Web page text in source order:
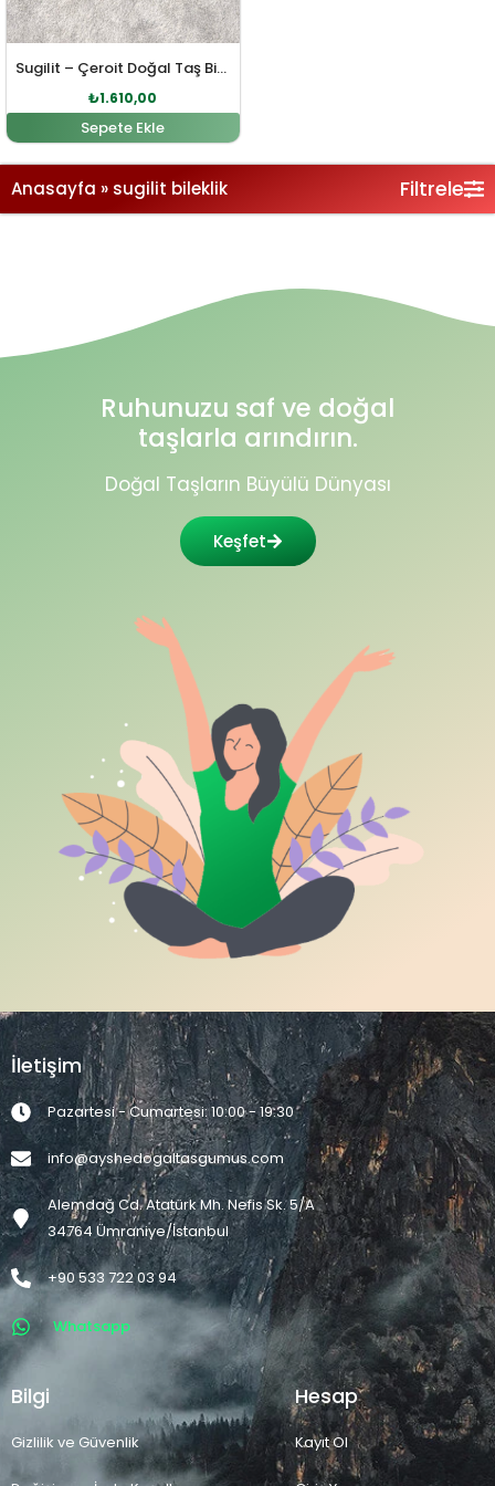
Sugilit – Çeroit Doğal Taş Bileklik
₺1.610,00
Sepete Ekle
Anasayfa » sugilit bileklik Filtrele
Ruhunuzu saf ve doğal
taşlarla arındırın.
Doğal Taşların Büyülü Dünyası
Keşfet
İletişim
Pazartesi - Cumartesi: 10:00 - 19:30
info@ayshedogaltasgumus.com
Alemdağ Cd. Atatürk Mh. Nefis Sk. 5/A
34764 Ümraniye/İstanbul
+90 533 722 03 94
Whatsapp
Bilgi
Gizlilik ve Güvenlik
Hesap
Kayıt Ol